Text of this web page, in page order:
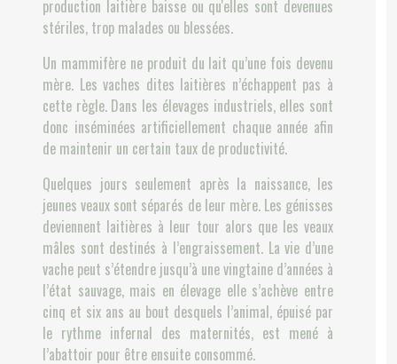
production laitière baisse ou qu'elles sont devenues
stériles, trop malades ou blessées.
Un mammifère ne produit du lait qu’une fois devenu
mère. Les vaches dites laitières n’échappent pas à
cette règle. Dans les élevages industriels, elles sont
donc inséminées artificiellement chaque année afin
de maintenir un certain taux de productivité.
Quelques jours seulement après la naissance, les
jeunes veaux sont séparés de leur mère. Les génisses
deviennent laitières à leur tour alors que les veaux
mâles sont destinés à l’engraissement. La vie d’une
vache peut s’étendre jusqu’à une vingtaine d’années à
l’état sauvage, mais en élevage elle s’achève entre
cinq et six ans au bout desquels l’animal, épuisé par
le rythme infernal des maternités, est mené à
l’abattoir pour être ensuite consommé.